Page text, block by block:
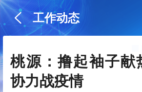
工作动态
桃源：撸起袖子献
协力战疫情